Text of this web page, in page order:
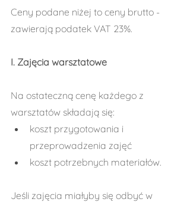
Ceny podane niżej to ceny brutto -
zawierają podatek VAT 23%.
I. Zajęcia warsztatowe
Na ostateczną cenę każdego z
warsztatów składają się:
koszt przygotowania i
przeprowadzenia zajęć
koszt potrzebnych materiałów.
Jeśli zajęcia miałyby się odbyć w